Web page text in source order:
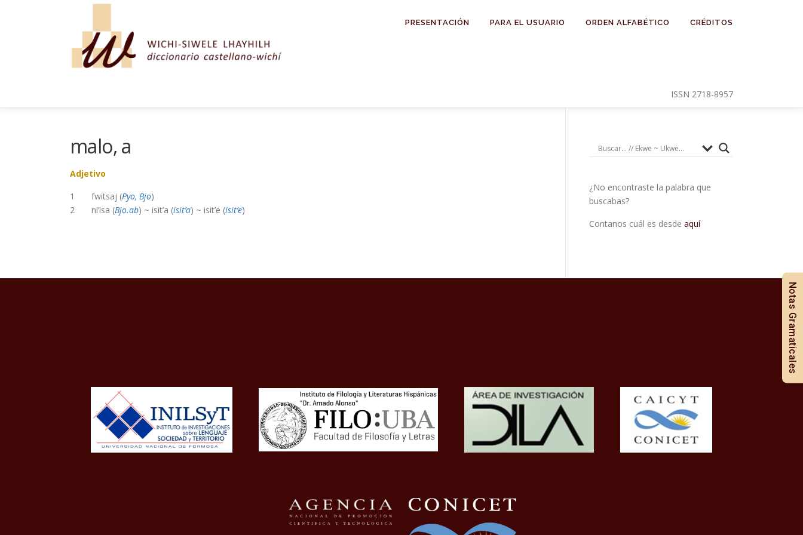
PRESENTACIÓN PARA EL USUARIO ORDEN ALFABÉTICO CRÉDITOS
ISSN 2718-8957
malo, a
Adjetivo
1 fwitsaj (Pyo, Bjo)
2 ni’isa (Bjo.ab) ~ isit’a (isit’a) ~ isit’e (isit’e)
¿No encontraste la palabra que
buscabas?
Contanos cuál es desde aquí
Notas Gramaticales